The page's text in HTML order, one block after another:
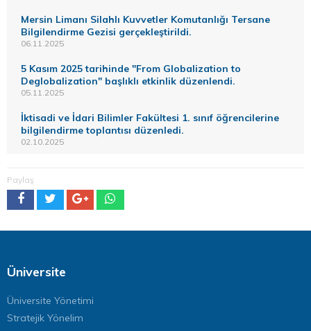
Mersin Limanı Silahlı Kuvvetler Komutanlığı Tersane
Bilgilendirme Gezisi gerçekleştirildi.
06.11.2025
5 Kasım 2025 tarihinde "From Globalization to
Deglobalization" başlıklı etkinlik düzenlendi.
05.11.2025
İktisadi ve İdari Bilimler Fakültesi 1. sınıf öğrencilerine
bilgilendirme toplantısı düzenledi.
02.10.2025
Paylaş
Üniversite
Üniversite Yönetimi
Stratejik Yönelim